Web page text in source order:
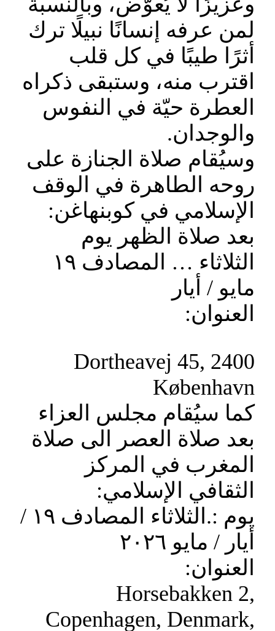
لمن عرفه إنسانًا نبيلًا ترك
أثرًا طيبًا في كل قلب
اقترب منه، وستبقى ذكراه
العطرة حيّة في النفوس
والوجدان.
وسيُقام صلاة الجنازة على
روحه الطاهرة في الوقف
الإسلامي في كوبنهاغن:
بعد صلاة الظهر يوم
الثلاثاء … المصادف ١٩
مايو / أيار
العنوان:
Dortheavej 45, 2400
København
كما سيُقام مجلس العزاء
بعد صلاة العصر الى صلاة
المغرب في المركز
الثقافي الإسلامي:
يوم :.الثلاثاء المصادف ١٩ /
أيار / مايو ٢٠٢٦
العنوان:
Horsebakken 2,
Copenhagen, Denmark,